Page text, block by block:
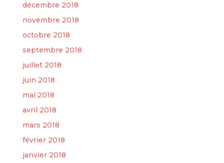
décembre 2018
novembre 2018
octobre 2018
septembre 2018
juillet 2018
juin 2018
mai 2018
avril 2018
mars 2018
février 2018
janvier 2018